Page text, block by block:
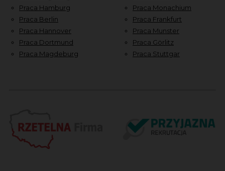
Praca Hamburg
Praca Berlin
Praca Hannover
Praca Dortmund
Praca Magdeburg
Praca Monachium
Praca Frankfurt
Praca Munster
Praca Görlitz
Praca Stuttgar